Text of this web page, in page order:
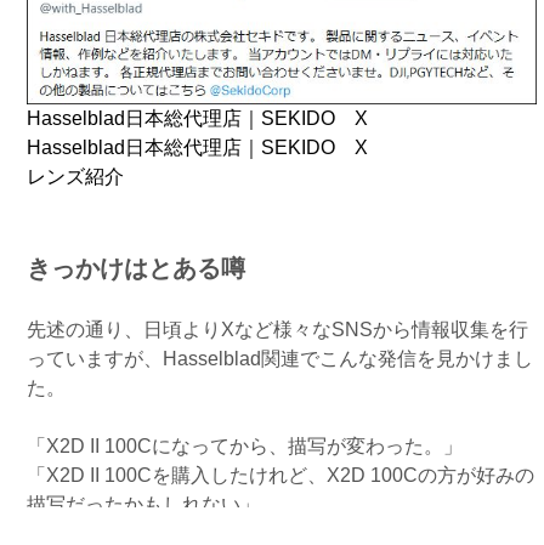
Hasselblad日本総代理店｜SEKIDO X
Hasselblad日本総代理店｜SEKIDO X
レンズ紹介
きっかけはとある噂
先述の通り、日頃よりXなど様々なSNSから情報収集を行
っていますが、Hasselblad関連でこんな発信を見かけまし
た。
「X2D II 100Cになってから、描写が変わった。」
「X2D II 100Cを購入したけれど、X2D 100Cの方が好みの
描写だったかもしれない」